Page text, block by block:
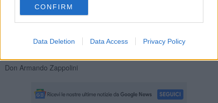
CONFIRM
Data Deletion Data Access Privacy Policy
Mi fa particolare amarezza che venga dalla
associazione che ancora oggi rappresenta con grande dignità e
troppo tempo e, frequentando il potere, ne ha smarrito lo spirito.
Don Armando Zappolini